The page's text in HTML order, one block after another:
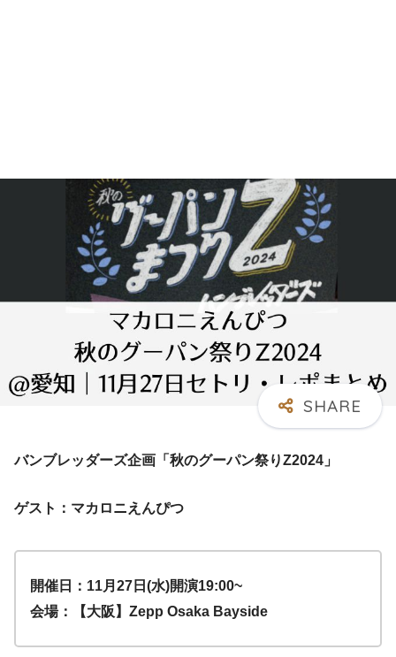
バンブレッダーズ企画「秋のグーパン祭りZ2024」
ゲスト：マカロニえんぴつ
開催日：11月27日(水)開演19:00~
会場：【大阪】Zepp Osaka Bayside